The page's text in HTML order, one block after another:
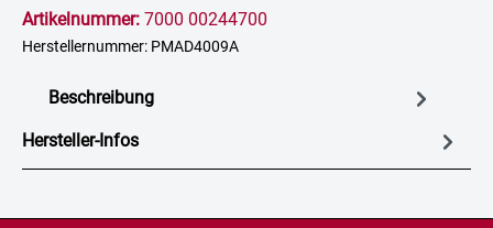
Artikelnummer: 7000 00244700
Herstellernummer: PMAD4009A
Beschreibung
Hersteller-Infos